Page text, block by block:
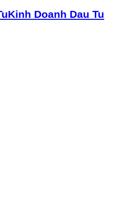
Kinh Doanh Dau Tu